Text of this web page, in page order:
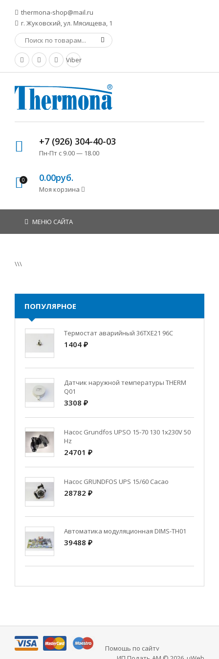
thermona-shop@mail.ru
г. Жуковский, ул. Мясищева, 1
Viber
+7 (926) 304-40-03
Пн-Пт с 9.00 — 18.00
0 0.00руб.
Моя корзина
МЕНЮ САЙТА
\\\
ПОПУЛЯРНОЕ
Термостат аварийный 36TXE21 96C
1404 ₽
Датчик наружной температуры THERM
Q01
3308 ₽
Насос Grundfos UPSO 15-70 130 1x230V 50
Hz
24701 ₽
Насос GRUNDFOS UPS 15/60 Cacao
28782 ₽
Автоматика модуляционная DIMS-TH01
39488 ₽
Помощь по сайту